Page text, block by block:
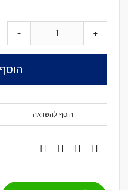
- +
הוסף להשוואה